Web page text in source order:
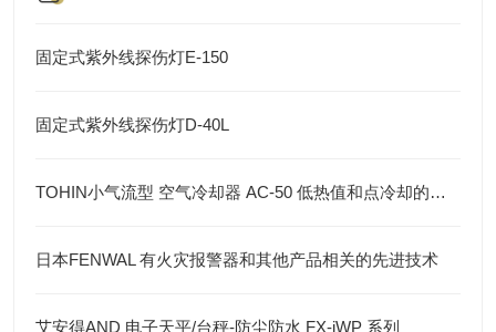
固定式紫外线探伤灯E-150
固定式紫外线探伤灯D-40L
TOHIN小气流型 空气冷却器 AC-50 低热值和点冷却的理想选择
日本FENWAL 有火灾报警器和其他产品相关的先进技术
艾安得AND 电子天平/台秤-防尘防水 FX-iWP 系列